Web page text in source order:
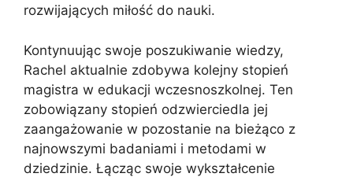
rozwijających miłość do nauki.
Kontynuując swoje poszukiwanie wiedzy,
Rachel aktualnie zdobywa kolejny stopień
magistra w edukacji wczesnoszkolnej. Ten
zobowiązany stopień odzwierciedla jej
zaangażowanie w pozostanie na bieżąco z
najnowszymi badaniami i metodami w
dziedzinie. Łącząc swoje wykształcenie